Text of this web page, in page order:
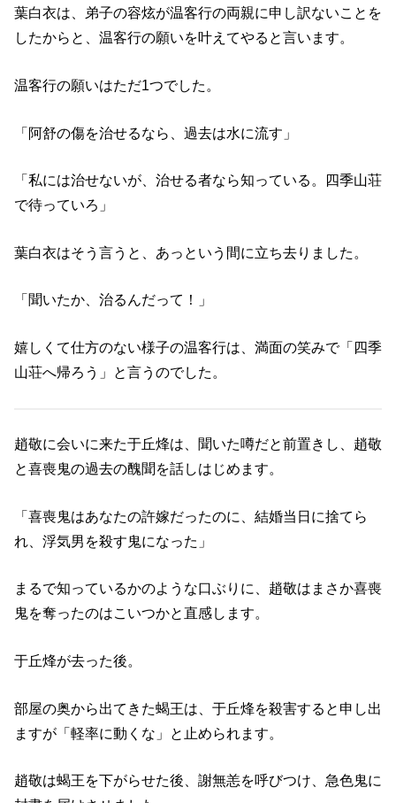
葉白衣は、弟子の容炫が温客行の両親に申し訳ないことを
したからと、温客行の願いを叶えてやると言います。
温客行の願いはただ1つでした。
「阿舒の傷を治せるなら、過去は水に流す」
「私には治せないが、治せる者なら知っている。四季山荘
で待っていろ」
葉白衣はそう言うと、あっという間に立ち去りました。
「聞いたか、治るんだって！」
嬉しくて仕方のない様子の温客行は、満面の笑みで「四季
山荘へ帰ろう」と言うのでした。
趙敬に会いに来た于丘烽は、聞いた噂だと前置きし、趙敬
と喜喪鬼の過去の醜聞を話しはじめます。
「喜喪鬼はあなたの許嫁だったのに、結婚当日に捨てら
れ、浮気男を殺す鬼になった」
まるで知っているかのような口ぶりに、趙敬はまさか喜喪
鬼を奪ったのはこいつかと直感します。
于丘烽が去った後。
部屋の奥から出てきた蝎王は、于丘烽を殺害すると申し出
ますが「軽率に動くな」と止められます。
趙敬は蝎王を下がらせた後、謝無恙を呼びつけ、急色鬼に